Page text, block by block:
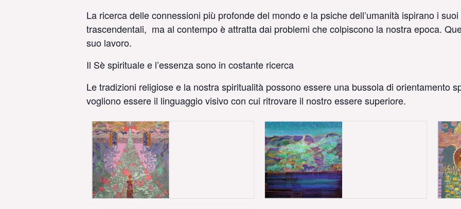
La ricerca delle connessioni più profonde del mondo e la psiche dell’umanità ispirano i
trascendentali, ma al contempo è attratta dai problemi che colpiscono la nostra epoca.
suo lavoro.
Il Sè spirituale e l’essenza sono in costante ricerca
Le tradizioni religiose e la nostra spiritualità possono essere una bussola di orientamento
vogliono essere il linguaggio visivo con cui ritrovare il nostro essere superiore.